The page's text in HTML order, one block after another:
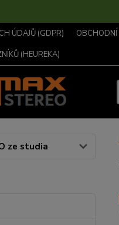
ÚDAJŮ (GDPR) OBCHODNÍ
(HEUREKA)
ze studia